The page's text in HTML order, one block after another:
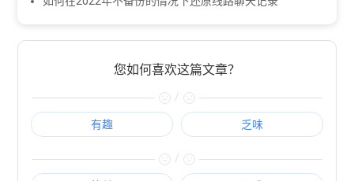
您如何喜欢这篇文章？
/
有趣 乏味
/